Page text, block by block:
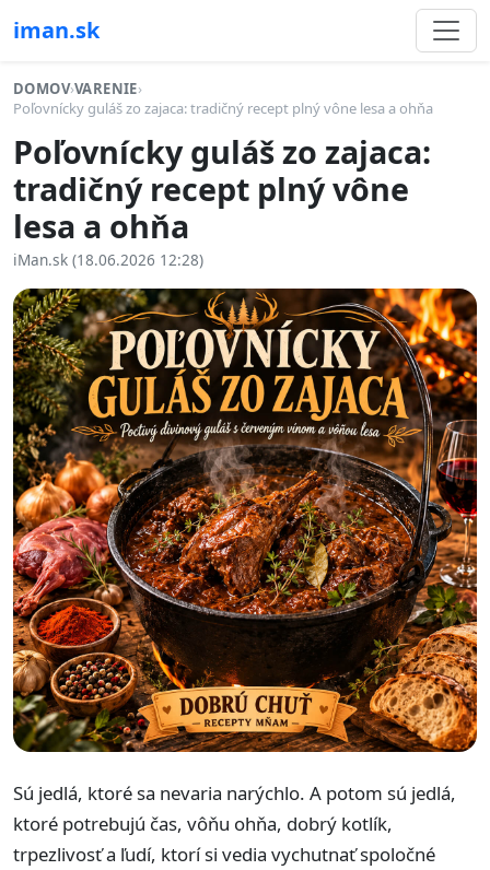
iman.sk
DOMOV›VARENIE›
Poľovnícky guláš zo zajaca: tradičný recept plný vône lesa a ohňa
Poľovnícky guláš zo zajaca:
tradičný recept plný vône
lesa a ohňa
iMan.sk (18.06.2026 12:28)
Sú jedlá, ktoré sa nevaria narýchlo. A potom sú jedlá,
ktoré potrebujú čas, vôňu ohňa, dobrý kotlík,
trpezlivosť a ľudí, ktorí si vedia vychutnať spoločné